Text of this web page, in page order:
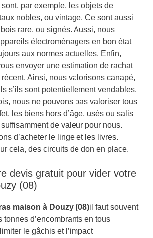
sont, par exemple, les objets de
nobles, ou vintage. Ce sont aussi
rare, ou signés. Aussi, nous
électroménagers en bon état
aux normes actuelles. Enfin,
envoyer une estimation de rachat
Ainsi, nous valorisons canapé,
s’ils sont potentiellement vendables.
nous ne pouvons pas valoriser tous
les biens hors d’âge, usés ou salis
de valeur pour nous.
d’acheter le linge et les livres.
cela, des circuits de don en place.
devis gratuit pour vider votre
(08)
maison à Douzy (08)il faut souvent
tonnes d’encombrants en tous
le gâchis et l’impact